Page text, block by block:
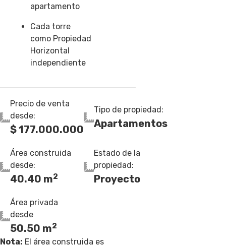
apartamento
Cada torre
como Propiedad
Horizontal
independiente
Precio de venta
desde:
$ 177.000.000
Tipo de propiedad:
Apartamentos
Área construida
desde:
40.40 m2
Estado de la
propiedad:
Proyecto
Área privada
desde
50.50 m2
Nota: El área construida es